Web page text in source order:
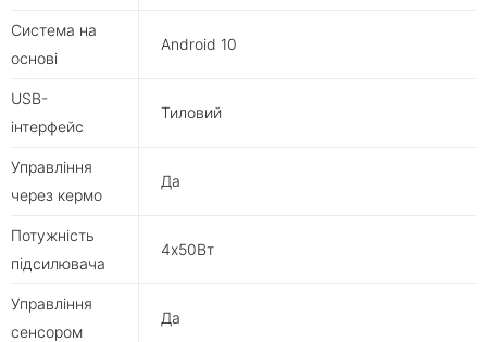
Система на
основі
Android 10
USB-
інтерфейс
Тиловий
Управління
через кермо
Да
Потужність
підсилювача
4х50Вт
Управління
сенсором
Да